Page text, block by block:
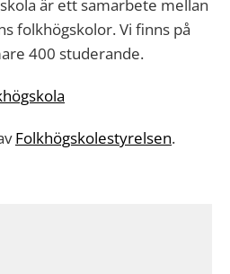
är ett samarbete mellan
folkhögskolor. Vi finns på
400 studerande.
Folkhögskolestyrelsen.